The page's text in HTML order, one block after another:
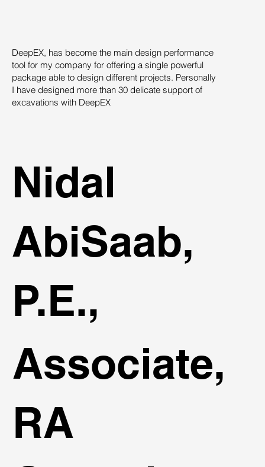
DeepEX, has become the main design performance
tool for my company for offering a single powerful
package able to design different projects. Personally
I have designed more than 30 delicate support of
excavations with DeepEX
Nidal
AbiSaab,
P.E.,
Associate,
RA